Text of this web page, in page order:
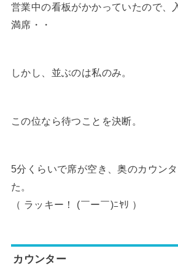
営業中の看板がかかっていたので、
満席・・
しかし、並ぶのは私のみ。
この位なら待つことを決断。
5分くらいで席が空き、奥のカウン
た。
（ ラッキー！ (￣ー￣)ﾆﾔﾘ ）
カウンター